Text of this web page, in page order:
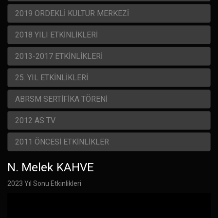
2019 ÖRDEKLİ KÜLTÜR MERKEZİ
2018 YILI ETKİNLİKLERİ
2013-2017 ETKİNLİKLERİ
25. YIL ETKİNLİKLERİ
ABRSM SERTİFİKA TÖRENİ
2012 AS TV
2011 ÖNCESİ ETKİNLİKLER
N. Melek KAHVE
2023 Yıl Sonu Etkinlikleri